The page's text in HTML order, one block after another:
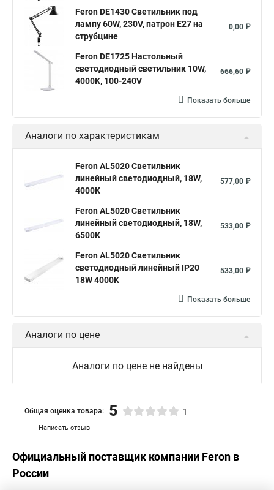
Feron DE1430 Светильник под
лампу 60W, 230V, патрон E27 на
струбцине
0,00 ₽
Feron DE1725 Настольный
светодиодный светильник 10W,
4000K, 100-240V
666,60 ₽
Показать больше
Аналоги по характеристикам
Feron AL5020 Светильник
линейный светодиодный, 18W,
4000К
577,00 ₽
Feron AL5020 Светильник
линейный светодиодный, 18W,
6500К
533,00 ₽
Feron AL5020 Светильник
светодиодный линейный IP20
18W 4000K
533,00 ₽
Показать больше
Аналоги по цене
Аналоги по цене не найдены
Написать отзыв
Общая оценка товара: 5 1
Официальный поставщик компании Feron в
России